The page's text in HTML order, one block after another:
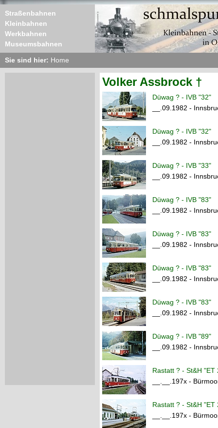
Straßenbahnen
Kleinbahnen
Werkbahnen
Museumsbahnen
Sie sind hier: Home
Volker Assbrock †
Düwag ? - IVB "32"
__.09.1982 -
Düwag ? - IVB "32"
__.09.1982 -
Düwag ? - IVB "33"
__.09.1982 -
Düwag ? - IVB "83"
__.09.1982 -
Düwag ? - IVB "83"
__.09.1982 -
Düwag ? - IVB "83"
__.09.1982 -
Düwag ? - IVB "83"
__.09.1982 -
Düwag ? - IVB "89"
__.09.1982 -
Rastatt ? - St&H "ET
__.__.197x -
Rastatt ? - St&H "ET
__.__.197x -